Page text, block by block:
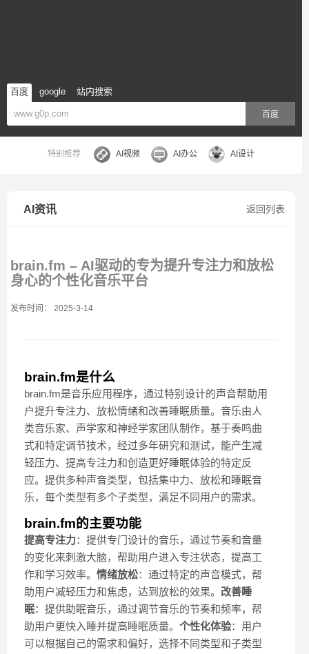
百度 google 站内搜索
百度
特别推荐 AI视频 AI办公 AI设计
返回列表
AI资讯
brain.fm – AI驱动的专为提升专注力和放松
身心的个性化音乐平台
发布时间： 2025-3-14
brain.fm是什么
brain.fm是音乐应用程序，通过特别设计的声音帮助用
户提升专注力、放松情绪和改善睡眠质量。音乐由人
类音乐家、声学家和神经学家团队制作，基于奏鸣曲
式和特定调节技术，经过多年研究和测试，能产生减
轻压力、提高专注力和创造更好睡眠体验的特定反
应。提供多种声音类型，包括集中力、放松和睡眠音
乐，每个类型有多个子类型，满足不同用户的需求。
brain.fm的主要功能
提高专注力：提供专门设计的音乐，通过节奏和音量
的变化来刺激大脑，帮助用户进入专注状态，提高工
作和学习效率。 情绪放松：通过特定的声音模式，帮
助用户减轻压力和焦虑，达到放松的效果。 改善睡
眠：提供助眠音乐，通过调节音乐的节奏和频率，帮
助用户更快入睡并提高睡眠质量。 个性化体验：用户
可以根据自己的需求和偏好，选择不同类型和子类型